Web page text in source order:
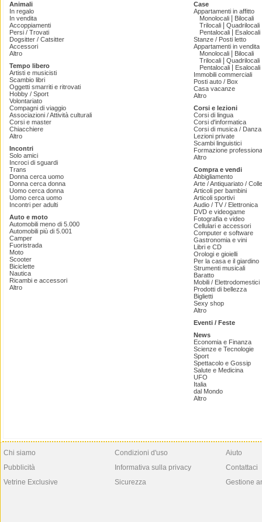
Animali
In regalo
In vendita
Accoppiamenti
Persi / Trovati
Dogsitter / Catsitter
Accessori
Altro
Tempo libero
Artisti e musicisti
Scambio libri
Oggetti smarriti e ritrovati
Hobby / Sport
Volontariato
Compagni di viaggio
Associazioni / Attività culturali
Corsi e master
Chiacchiere
Altro
Incontri
Solo amici
Incroci di sguardi
Trans
Donna cerca uomo
Donna cerca donna
Uomo cerca donna
Uomo cerca uomo
Incontri per adulti
Auto e moto
Automobili meno di 5.000
Automobili più di 5.001
Camper
Fuoristrada
Moto
Scooter
Biciclette
Nautica
Ricambi e accessori
Altro
Case
Appartamenti in affitto
Monolocali
Bilocali
Trilocali
Quadrilocali
Pentalocali
Esalocali
Stanze / Posti letto
Appartamenti in vendita
Monolocali
Bilocali
Trilocali
Quadrilocali
Pentalocali
Esalocali
Immobili commerciali
Posti auto / Box
Casa vacanze
Altro
Corsi e lezioni
Corsi di lingua
Corsi d'informatica
Corsi di musica /
Lezioni private
Scambi linguistici
Formazione
Altro
Compra e vendi
Abbigliamento
Arte / Antiquariato /
Articoli per bambini
Articoli sportivi
Audio / TV / Elettronica
DVD e videogame
Fotografia e video
Cellulari e accessori
Computer e software
Gastronomia e vini
Libri e CD
Orologi e gioielli
Per la casa e il giardino
Strumenti musicali
Baratto
Mobili / Elettrodomestici
Prodotti di bellezza
Biglietti
Sexy shop
Altro
Eventi / Feste
News
Economia e Finanza
Scienze e Tecnologie
Sport
Spettacolo e Gossip
Salute e Medicina
UFO
Italia
dal Mondo
Altro
Chi siamo
Pubblicità
Vetrine Exclusive
Condizioni d'uso
Informativa sulla privacy
Sicurezza
Aiuto
Contattaci
Gestione